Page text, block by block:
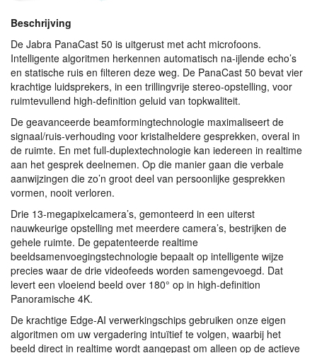
Beschrijving
De Jabra PanaCast 50 is uitgerust met acht microfoons.
Intelligente algoritmen herkennen automatisch na-ijlende echo’s
en statische ruis en filteren deze weg. De PanaCast 50 bevat vier
krachtige luidsprekers, in een trillingvrije stereo-opstelling, voor
ruimtevullend high-definition geluid van topkwaliteit.
De geavanceerde beamformingtechnologie maximaliseert de
signaal/ruis-verhouding voor kristalheldere gesprekken, overal in
de ruimte. En met full-duplextechnologie kan iedereen in realtime
aan het gesprek deelnemen. Op die manier gaan die verbale
aanwijzingen die zo’n groot deel van persoonlijke gesprekken
vormen, nooit verloren.
Drie 13-megapixelcamera’s, gemonteerd in een uiterst
nauwkeurige opstelling met meerdere camera’s, bestrijken de
gehele ruimte. De gepatenteerde realtime
beeldsamenvoegingstechnologie bepaalt op intelligente wijze
precies waar de drie videofeeds worden samengevoegd. Dat
levert een vloeiend beeld over 180° op in high-definition
Panoramische 4K.
De krachtige Edge-AI verwerkingschips gebruiken onze eigen
algoritmen om uw vergadering intuïtief te volgen, waarbij het
beeld direct in realtime wordt aangepast om alleen op de actieve